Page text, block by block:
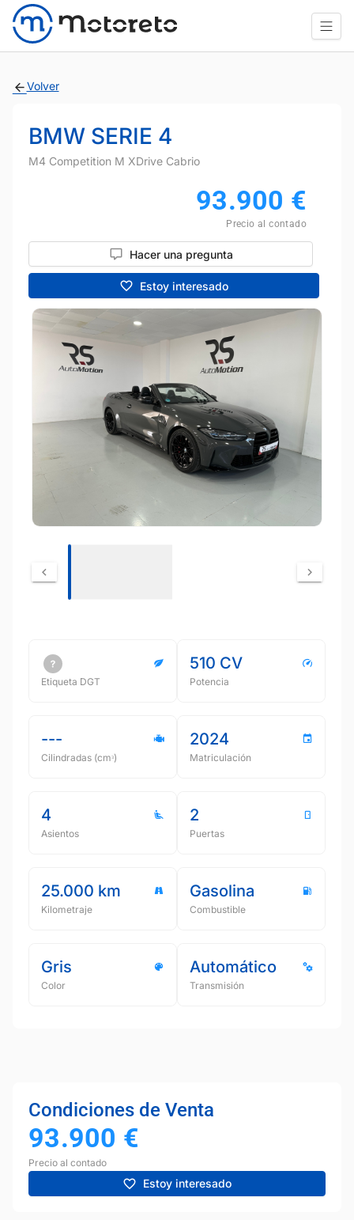
Volver
BMW SERIE 4
M4 Competition M XDrive Cabrio
93.900 €
Precio al contado
Hacer una pregunta
Estoy interesado
Etiqueta DGT
510 CV
Potencia
---
Cilindradas (cmᵌ)
2024
Matriculación
4
Asientos
2
Puertas
25.000 km
Kilometraje
Gasolina
Combustible
Gris
Color
Automático
Transmisión
Condiciones de Venta
93.900 €
Precio al contado
Estoy interesado